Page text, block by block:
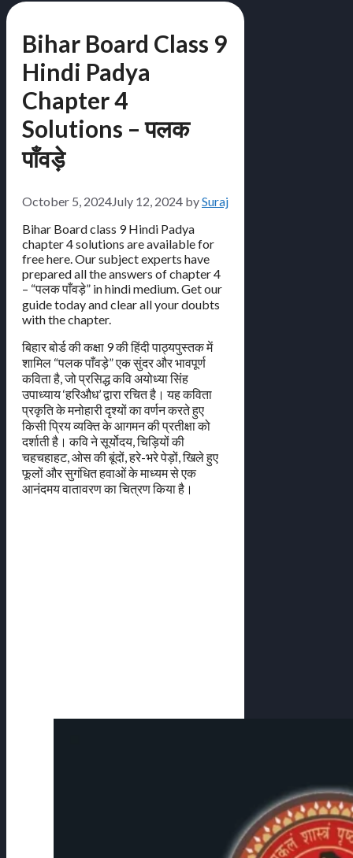
Bihar Board Class 9
Hindi Padya
Chapter 4
Solutions – पलक
पाँवड़े
October 5, 2024July 12, 2024 bySuraj
Bihar Board class 9 Hindi Padya
chapter 4 solutions are available for
free here. Our subject experts have
prepared all the answers of chapter 4
– “पलक पाँवड़े” in hindi medium. Get our
guide today and clear all your doubts
with the chapter.
बिहार बोर्ड की कक्षा 9 की हिंदी पाठ्यपुस्तक में
शामिल “पलक पाँवड़े” एक सुंदर और भावपूर्ण
कविता है, जो प्रसिद्ध कवि अयोध्या सिंह
उपाध्याय ‘हरिऔध’ द्वारा रचित है। यह कविता
प्रकृति के मनोहारी दृश्यों का वर्णन करते हुए
किसी प्रिय व्यक्ति के आगमन की प्रतीक्षा को
दर्शाती है। कवि ने सूर्योदय, चिड़ियों की
चहचहाहट, ओस की बूंदों, हरे-भरे पेड़ों, खिले हुए
फूलों और सुगंधित हवाओं के माध्यम से एक
आनंदमय वातावरण का चित्रण किया है।